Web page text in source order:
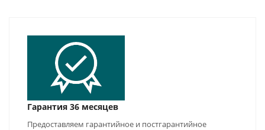
Гарантия 36 месяцев
Предоставляем гарантийное и постгарантийное